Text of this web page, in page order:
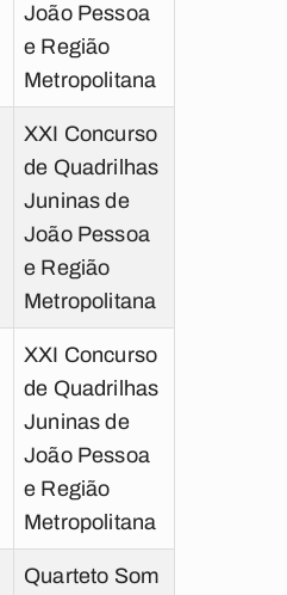
João Pessoa
e Região
Metropolitana
XXI Concurso
de Quadrilhas
Juninas de
João Pessoa
e Região
Metropolitana
XXI Concurso
de Quadrilhas
Juninas de
João Pessoa
e Região
Metropolitana
Quarteto Som